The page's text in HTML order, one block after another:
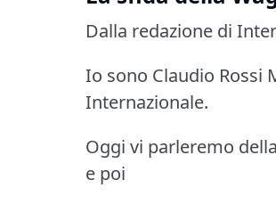
Dalla redazione di
Io sono Claudio Rossi
Internazionale.
Oggi vi parleremo
e poi